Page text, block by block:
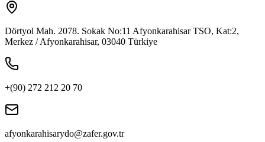
Dörtyol Mah. 2078. Sokak No:11 Afyonkarahisar TSO, Kat:2,
Merkez / Afyonkarahisar, 03040 Türkiye
+(90) 272 212 20 70
afyonkarahisarydo@zafer.gov.tr